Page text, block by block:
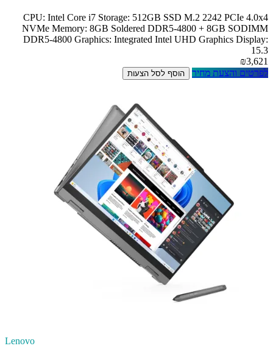
CPU: Intel Core i7 Storage: 512GB SSD M.2 2242 PCIe 4.0x4
NVMe Memory: 8GB Soldered DDR5-4800 + 8GB SODIMM
DDR5-4800 Graphics: Integrated Intel UHD Graphics Display:
15.3
₪3,621
לפרטים והצעת מחיר
הוסף לסל הצעות
Lenovo